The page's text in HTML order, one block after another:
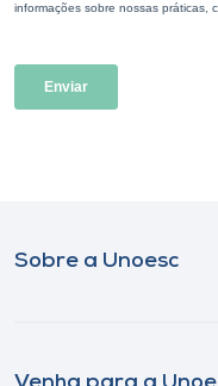
Sobre a Unoesc